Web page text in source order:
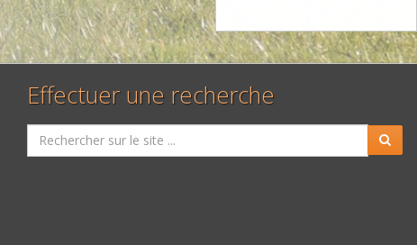
Effectuer une recherche